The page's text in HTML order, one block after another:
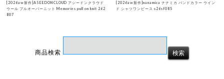
[2026aw新作]ASEEDONCLOUD アシードンクラウド
ウール プルオーバーニット Memories pull on knit 262
807
[2026aw新作]nanamica ナナミカ バンドカラー ウイン
ド シャツワンピース s26sf085
商品検索